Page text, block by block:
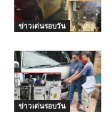
ข่าวเด่นรอบวัน
ข่าวเด่นรอบวัน